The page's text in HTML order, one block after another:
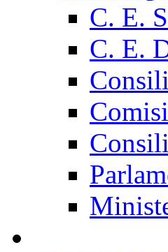
C. E.
C. E.